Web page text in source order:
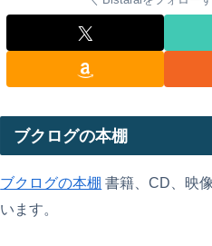
ブクログの本棚
ブクログの本棚 書籍、CD、映
います。